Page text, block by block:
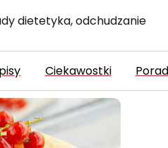
dietetyka, odchudzanie
Ciekawostki